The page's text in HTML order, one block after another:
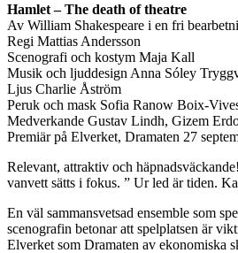
Hamlet – The death of theatre
Av William Shakespeare i en fri
Regi Mattias Andersson
Scenografi och kostym Maja Kall
Musik och ljuddesign Anna Sóley
Ljus Charlie Åström
Peruk och mask Sofia Ranow Boix-
Medverkande Gustav Lindh, Gizem
Premiär på Elverket, Dramaten 27
Relevant, attraktiv och
vanvett sätts i fokus. ” Ur led är tiden.
En väl sammansvetsad ensemble som
scenografin betonar att spelplatsen är
Elverket som Dramaten av ekonomiska